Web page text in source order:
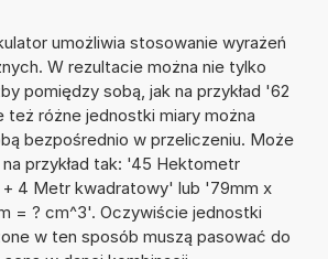
umożliwia stosowanie wyrażeń
W rezultacie można nie tylko
pomiędzy sobą, jak na przykład '62
też różne jednostki miary można
bezpośrednio w przeliczeniu. Może
przykład tak: '45 Hektometr
4 Metr kwadratowy' lub '79mm x
= ? cm^3'. Oczywiście jednostki
w ten sposób muszą pasować do